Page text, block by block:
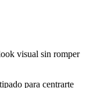
visual sin romper
para centrarte